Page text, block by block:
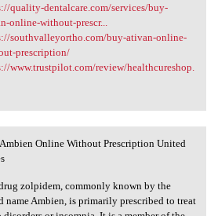
quality-dentalcare.com/services/buy-
online-without-prescr...
southvalleyortho.com/buy-ativan-online-
prescription/
www.trustpilot.com/review/healthcureshop.
Online Without
Online Without Prescription United
zolpidem, commonly known by the
name Ambien, is primarily prescribed to treat